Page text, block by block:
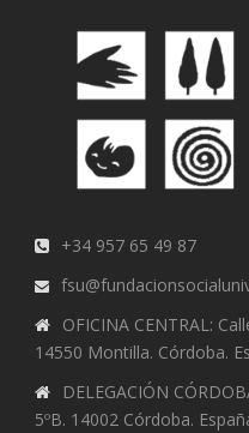
+34 957 65 49 87
OFICINA CENTRAL:
14550 Montilla. Córdoba.
DELEGACIÓN
5ºB. 14002 Córdoba.